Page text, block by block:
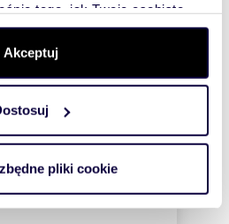
tego, jak Twoje osobiste
ustaw własne preferencje w
Deklaracji plików cookie możesz
zgodę w dowolnej chwili.
do spersonalizowania treści
społecznościowe i
udostępniamy partnerom
Akceptuj
pliki cookie
najlepszy
aby
oferty
się z
Tobą